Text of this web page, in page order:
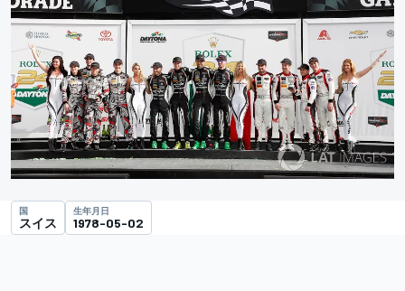
国
スイス
生年月日
1978-05-02